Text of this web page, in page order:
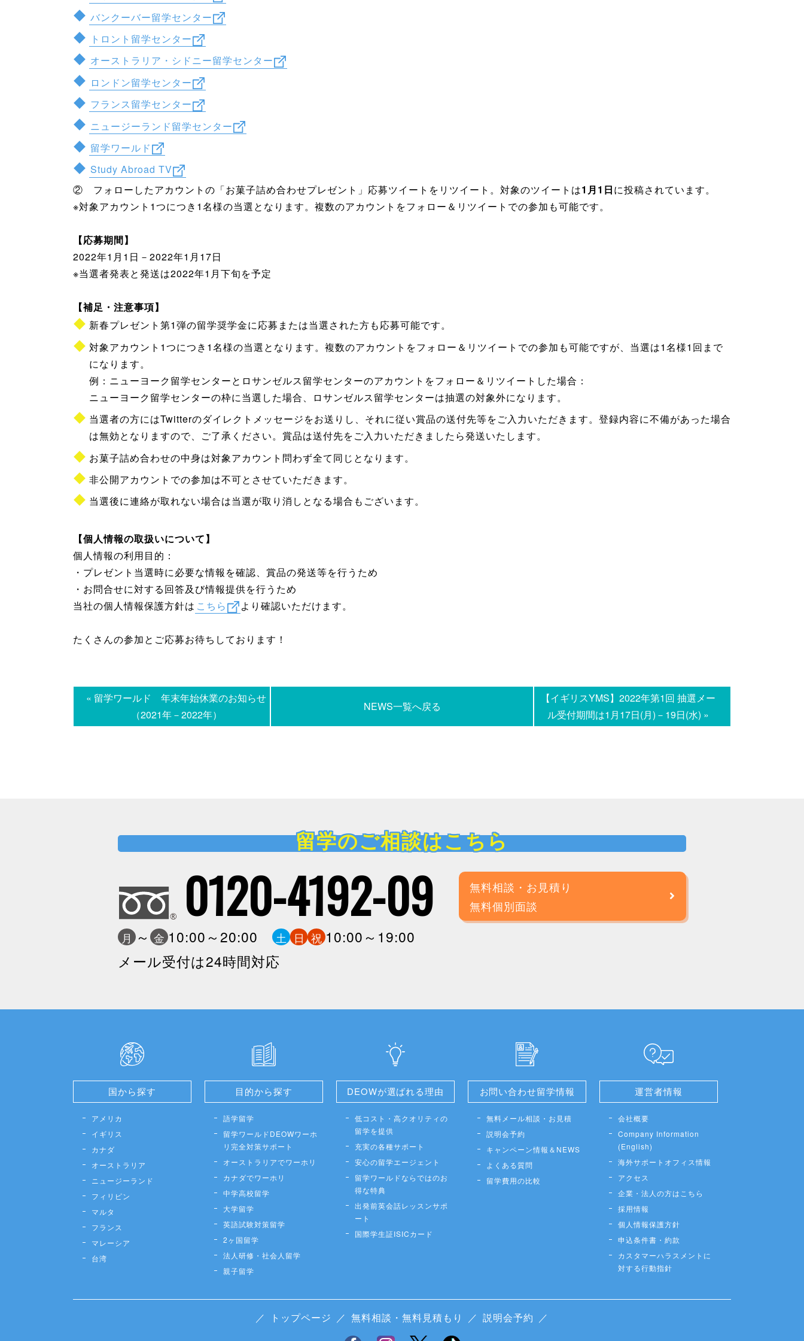
バンクーバー留学センター
トロント留学センター
オーストラリア・シドニー留学センター
ロンドン留学センター
フランス留学センター
ニュージーランド留学センター
留学ワールド
Study Abroad TV
② フォローしたアカウントの「お菓子詰め合わせプレゼント」応募ツイートをリツイート。対象のツイートは1月1日に投稿されています。
※対象アカウント1つにつき1名様の当選となります。複数のアカウントをフォロー＆リツイートでの参加も可能です。
【応募期間】
2022年1月1日－2022年1月17日
※当選者発表と発送は2022年1月下旬を予定
【補足・注意事項】
新春プレゼント第1弾の留学奨学金に応募または当選された方も応募可能です。
対象アカウント1つにつき1名様の当選となります。複数のアカウントをフォロー＆リツイートでの参加も可能ですが、当選は1名様1回まで
になります。
例：ニューヨーク留学センターとロサンゼルス留学センターのアカウントをフォロー＆リツイートした場合：
ニューヨーク留学センターの枠に当選した場合、ロサンゼルス留学センターは抽選の対象外になります。
当選者の方にはTwitterのダイレクトメッセージをお送りし、それに従い賞品の送付先等をご入力いただきます。登録内容に不備があった場合
は無効となりますので、ご了承ください。賞品は送付先をご入力いただきましたら発送いたします。
お菓子詰め合わせの中身は対象アカウント問わず全て同じとなります。
非公開アカウントでの参加は不可とさせていただきます。
当選後に連絡が取れない場合は当選が取り消しとなる場合もございます。
【個人情報の取扱いについて】
個人情報の利用目的：
・プレゼント当選時に必要な情報を確認、賞品の発送等を行うため
・お問合せに対する回答及び情報提供を行うため
当社の個人情報保護方針は こちら より確認いただけます。
たくさんの参加とご応募お待ちしております！
« 留学ワールド 年末年始休業のお知らせ
（2021年－2022年）
NEWS一覧へ戻る
【イギリスYMS】2022年第1回 抽選メー
ル受付期間は1月17日(月)－19日(水) »
留学のご相談はこちら
0120-4192-09
月 ～ 金 10:00～20:00 土 日 祝 10:00～19:00
メール受付は24時間対応
無料相談・お見積り
無料個別面談
国から探す
アメリカ
イギリス
カナダ
オーストラリア
ニュージーランド
フィリピン
マルタ
フランス
マレーシア
台湾
目的から探す
語学留学
留学ワールドDEOWワーホ
リ完全対策サポート
オーストラリアでワーホリ
カナダでワーホリ
中学高校留学
大学留学
英語試験対策留学
2ヶ国留学
法人研修・社会人留学
親子留学
DEOWが選ばれる理由
低コスト・高クオリティの
留学を提供
充実の各種サポート
安心の留学エージェント
留学ワールドならではのお
得な特典
出発前英会話レッスンサポ
ート
国際学生証ISICカード
お問い合わせ留学情報
無料メール相談・お見積
説明会予約
キャンペーン情報＆NEWS
よくある質問
留学費用の比較
運営者情報
会社概要
Company Information
(English)
海外サポートオフィス情報
アクセス
企業・法人の方はこちら
採用情報
個人情報保護方針
申込条件書・約款
カスタマーハラスメントに
対する行動指針
／ トップページ ／ 無料相談・無料見積もり ／ 説明会予約 ／